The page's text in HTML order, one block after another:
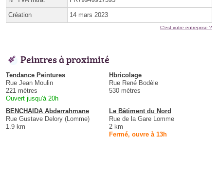
Création 14 mars 2023
C'est votre entreprise ?
Peintres à proximité
Tendance Peintures
Rue Jean Moulin
221 mètres
Ouvert jusqu'à 20h
Hbricolage
Rue René Bodèle
530 mètres
BENCHAIDA Abderrahmane
Rue Gustave Delory (Lomme)
1.9 km
Le Bâtiment du Nord
Rue de la Gare Lomme
2 km
Fermé, ouvre à 13h